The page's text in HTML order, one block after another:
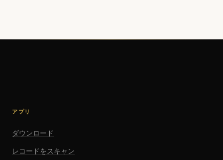
アプリ
ダウンロード
レコードをスキャン